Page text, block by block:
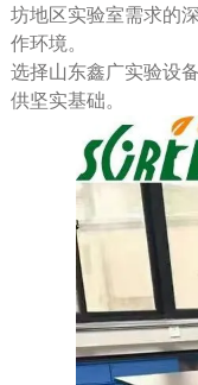
坊地区实验室需求的
作环境。
选择山东鑫广实验设
供坚实基础。